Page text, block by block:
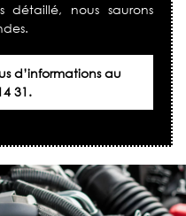
détaillé, nous saurons
d’informations au
31.